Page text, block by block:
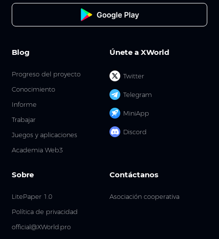
Únete a XWorld
Twitter
Telegram
MiniApp
Discord
Blog
Progreso del proyecto
Conocimiento
Informe
Trabajar
Juegos y aplicaciones
Academia Web3
Sobre
LitePaper 1.0
Política de privacidad
official@XWorld.pro
Contáctanos
Asociación cooperativa